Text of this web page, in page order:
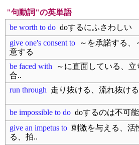
"句動詞"の英単語
be worth to do doするにふさわしい
give one's consent to ～を承諾する、
意する
be faced with ～に直面している、
合..
run through 走り抜ける、流れ抜け
be impossible to do doするのは不可
give an impetus to 刺激を与える、活
る、拍..